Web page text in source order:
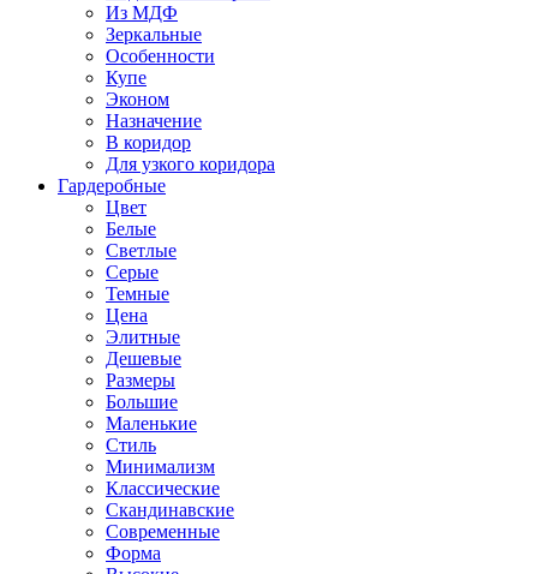
Из МДФ
Зеркальные
Особенности
Купе
Эконом
Назначение
В коридор
Для узкого коридора
Гардеробные
Цвет
Белые
Светлые
Серые
Темные
Цена
Элитные
Дешевые
Размеры
Большие
Маленькие
Стиль
Минимализм
Классические
Скандинавские
Современные
Форма